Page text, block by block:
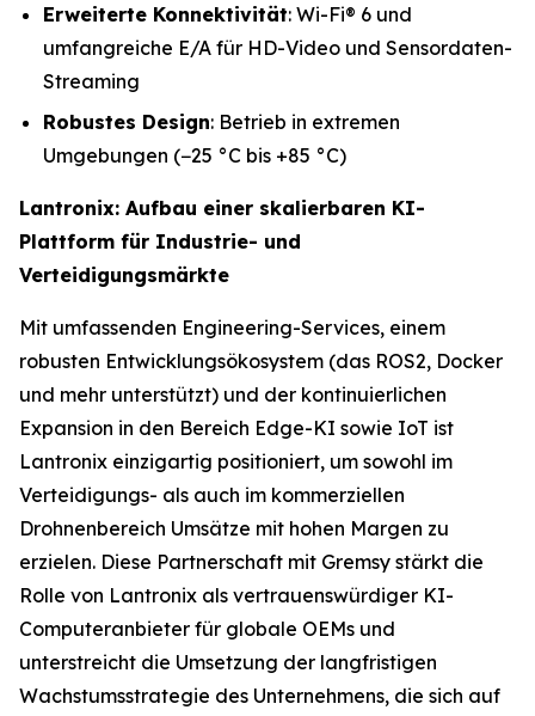
Erweiterte Konnektivität: Wi-Fi® 6 und
umfangreiche E/A für HD-Video und Sensordaten-
Streaming
Robustes Design: Betrieb in extremen
Umgebungen (−25 °C bis +85 °C)
Lantronix: Aufbau einer skalierbaren KI-
Plattform für Industrie- und
Verteidigungsmärkte
Mit umfassenden Engineering-Services, einem
robusten Entwicklungsökosystem (das ROS2, Docker
und mehr unterstützt) und der kontinuierlichen
Expansion in den Bereich Edge-KI sowie IoT ist
Lantronix einzigartig positioniert, um sowohl im
Verteidigungs- als auch im kommerziellen
Drohnenbereich Umsätze mit hohen Margen zu
erzielen. Diese Partnerschaft mit Gremsy stärkt die
Rolle von Lantronix als vertrauenswürdiger KI-
Computeranbieter für globale OEMs und
unterstreicht die Umsetzung der langfristigen
Wachstumsstrategie des Unternehmens, die sich auf